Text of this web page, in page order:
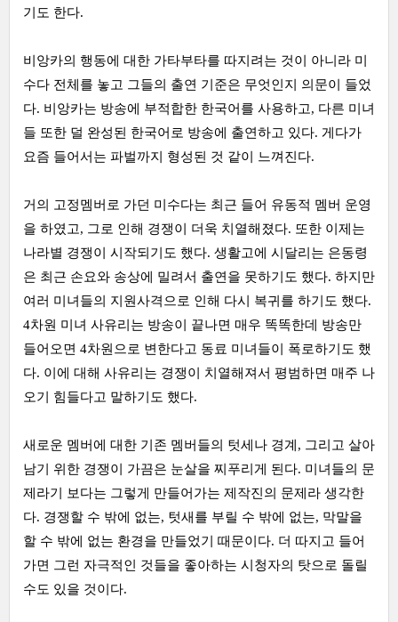
기도 한다.
비앙카의 행동에 대한 가타부타를 따지려는 것이 아니라 미
수다 전체를 놓고 그들의 출연 기준은 무엇인지 의문이 들었
다. 비앙카는 방송에 부적합한 한국어를 사용하고, 다른 미녀
들 또한 덜 완성된 한국어로 방송에 출연하고 있다. 게다가
요즘 들어서는 파벌까지 형성된 것 같이 느껴진다.
거의 고정멤버로 가던 미수다는 최근 들어 유동적 멤버 운영
을 하였고, 그로 인해 경쟁이 더욱 치열해졌다. 또한 이제는
나라별 경쟁이 시작되기도 했다. 생활고에 시달리는 은동령
은 최근 손요와 송상에 밀려서 출연을 못하기도 했다. 하지만
여러 미녀들의 지원사격으로 인해 다시 복귀를 하기도 했다.
4차원 미녀 사유리는 방송이 끝나면 매우 똑똑한데 방송만
들어오면 4차원으로 변한다고 동료 미녀들이 폭로하기도 했
다. 이에 대해 사유리는 경쟁이 치열해져서 평범하면 매주 나
오기 힘들다고 말하기도 했다.
새로운 멤버에 대한 기존 멤버들의 텃세나 경계, 그리고 살아
남기 위한 경쟁이 가끔은 눈살을 찌푸리게 된다. 미녀들의 문
제라기 보다는 그렇게 만들어가는 제작진의 문제라 생각한
다. 경쟁할 수 밖에 없는, 텃새를 부릴 수 밖에 없는, 막말을
할 수 밖에 없는 환경을 만들었기 때문이다. 더 따지고 들어
가면 그런 자극적인 것들을 좋아하는 시청자의 탓으로 돌릴
수도 있을 것이다.